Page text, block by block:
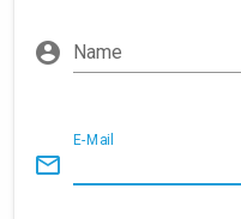
Name
E-Mail